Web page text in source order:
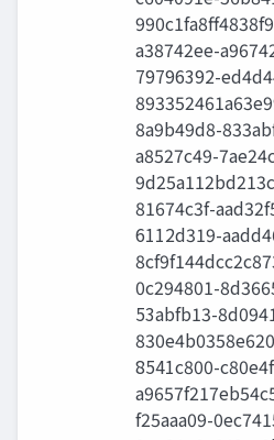
a38742ee-
79796392-
8a9b49d8-
a8527c49-
81674c3f-
6112d319-
0c294801-
53abfb13-
8541c800-
f25aaa09-